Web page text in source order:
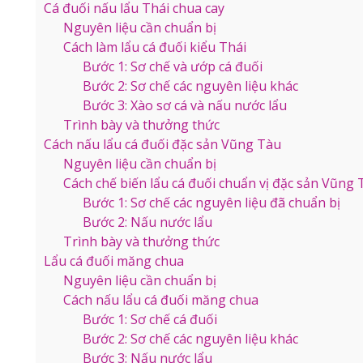
Cá đuối nấu lẩu Thái chua cay
Nguyên liệu cần chuẩn bị
Cách làm lẩu cá đuối kiểu Thái
Bước 1: Sơ chế và ướp cá đuối
Bước 2: Sơ chế các nguyên liệu khác
Bước 3: Xào sơ cá và nấu nước lẩu
Trình bày và thưởng thức
Cách nấu lẩu cá đuối đặc sản Vũng Tàu
Nguyên liệu cần chuẩn bị
Cách chế biến lẩu cá đuối chuẩn vị đặc sản Vũng
Bước 1: Sơ chế các nguyên liệu đã chuẩn bị
Bước 2: Nấu nước lẩu
Trình bày và thưởng thức
Lẩu cá đuối măng chua
Nguyên liệu cần chuẩn bị
Cách nấu lẩu cá đuối măng chua
Bước 1: Sơ chế cá đuối
Bước 2: Sơ chế các nguyên liệu khác
Bước 3: Nấu nước lẩu